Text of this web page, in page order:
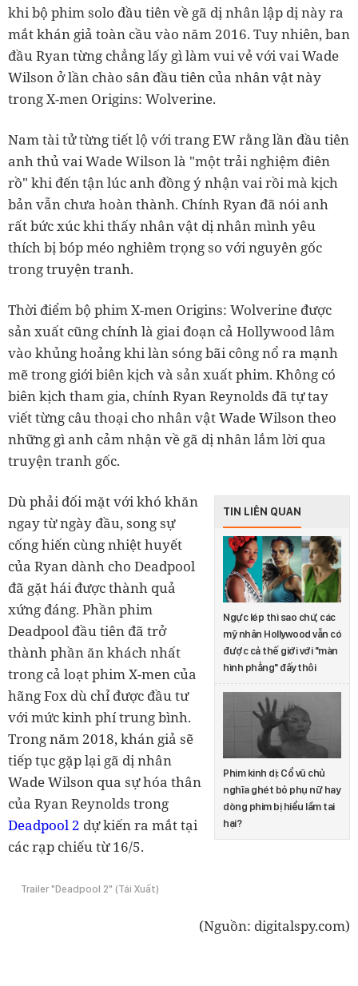
khi bộ phim solo đầu tiên về gã dị nhân lập dị này ra
mắt khán giả toàn cầu vào năm 2016. Tuy nhiên, ban
đầu Ryan từng chẳng lấy gì làm vui vẻ với vai Wade
Wilson ở lần chào sân đầu tiên của nhân vật này
trong X-men Origins: Wolverine.
Nam tài tử từng tiết lộ với trang EW rằng lần đầu tiên
anh thủ vai Wade Wilson là "một trải nghiệm điên
rồ" khi đến tận lúc anh đồng ý nhận vai rồi mà kịch
bản vẫn chưa hoàn thành. Chính Ryan đã nói anh
rất bức xúc khi thấy nhân vật dị nhân mình yêu
thích bị bóp méo nghiêm trọng so với nguyên gốc
trong truyện tranh.
Thời điểm bộ phim X-men Origins: Wolverine được
sản xuất cũng chính là giai đoạn cả Hollywood lâm
vào khủng hoảng khi làn sóng bãi công nổ ra mạnh
mẽ trong giới biên kịch và sản xuất phim. Không có
biên kịch tham gia, chính Ryan Reynolds đã tự tay
viết từng câu thoại cho nhân vật Wade Wilson theo
những gì anh cảm nhận về gã dị nhân lắm lời qua
truyện tranh gốc.
TIN LIÊN QUAN
Ngực lép thì sao chứ, các
mỹ nhân Hollywood vẫn có
được cả thế giới với "màn
hình phẳng" đấy thôi
Phim kinh dị: Cổ vũ chủ
nghĩa ghét bỏ phụ nữ hay
dòng phim bị hiểu lầm tai
hại?
Dù phải đối mặt với khó khăn
ngay từ ngày đầu, song sự
cống hiến cùng nhiệt huyết
của Ryan dành cho Deadpool
đã gặt hái được thành quả
xứng đáng. Phần phim
Deadpool đầu tiên đã trở
thành phần ăn khách nhất
trong cả loạt phim X-men của
hãng Fox dù chỉ được đầu tư
với mức kinh phí trung bình.
Trong năm 2018, khán giả sẽ
tiếp tục gặp lại gã dị nhân
Wade Wilson qua sự hóa thân
của Ryan Reynolds trong
Deadpool 2 dự kiến ra mắt tại
các rạp chiếu từ 16/5.
Trailer "Deadpool 2" (Tái Xuất)
(Nguồn: digitalspy.com)